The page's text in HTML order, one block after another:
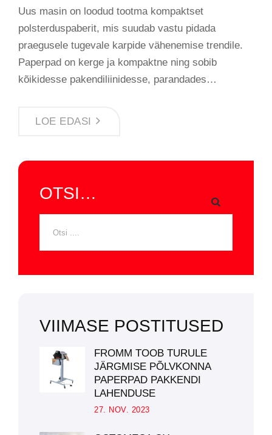
Uus masin on loodud tootma kompaktset
polsterduspaberit, mis suudab vastu pidada
praegusele tugevale karpide vähenemise trendile.
Paperpad on kerge ja kompaktne ning sobib
kõikidesse pakendiliinidesse, parandades…
LOE EDASI
OTSI…
VIIMASE POSTITUSED
FROMM TOOB TURULE
JÄRGMISE PÕLVKONNA
PAPERPAD PAKKENDI
LAHENDUSE
27. NOV. 2023